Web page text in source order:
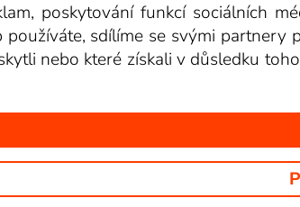
poskytování funkcí sociálních
sdílíme se svými
nebo které získali v důsledku